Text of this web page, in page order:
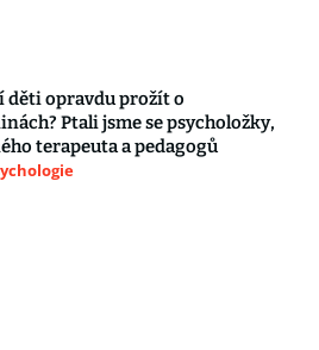
děti opravdu prožít o
Ptali jsme se psycholožky,
terapeuta a pedagogů